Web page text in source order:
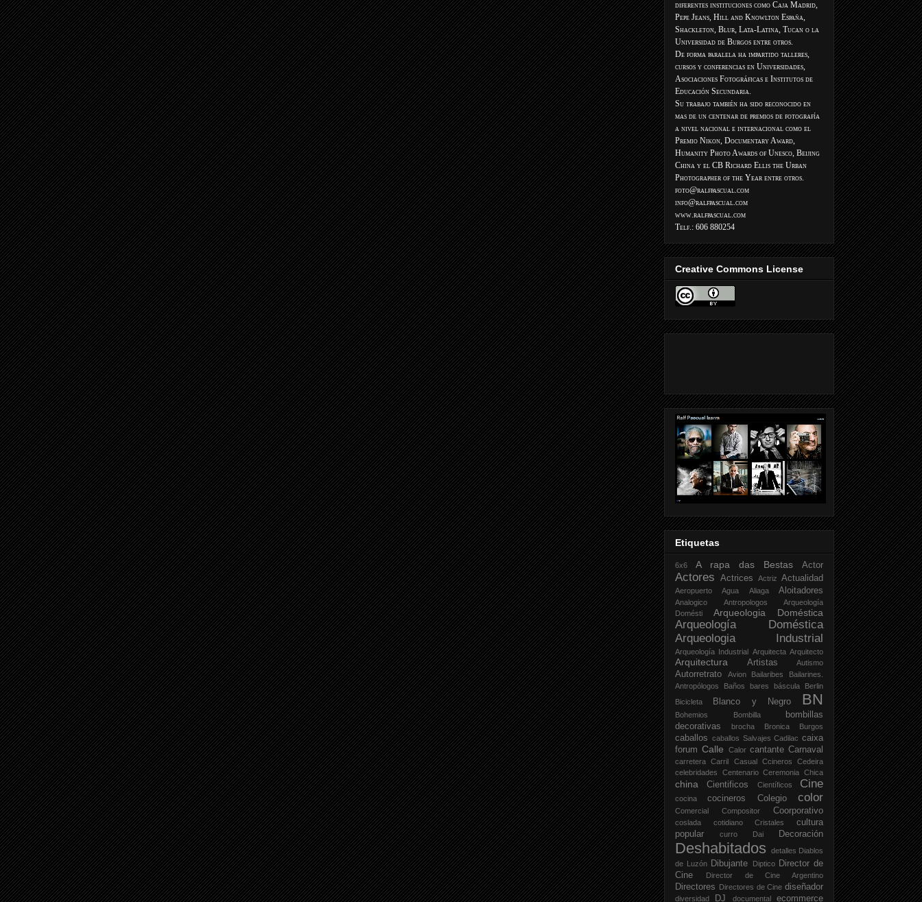
diferentes instituciones como Caja Madrid,
Pepe Jeans, Hill and Knowlton España,
Shackleton, Blur, Lata-Latina, Tucan o la
Universidad de Burgos entre otros.
De forma paralela ha impartido talleres,
cursos y conferencias en Universidades,
Asociaciones Fotográficas e Institutos de
Educación Secundaria.
Su trabajo también ha sido reconocido en
mas de un centenar de premios de fotografía
a nivel nacional e internacional como el
Premio Nikon, Documentary Award,
Humanity Photo Awards of Unesco, Beijing
China y el CB Richard Ellis the Urban
Photographer of the Year entre otros.
foto@ralfpascual.com
info@ralfpascual.com
www.ralfpascual.com
Telf.: 606 880254
Creative Commons License
Etiquetas
6x6 A rapa das Bestas Actor
Actores Actrices Actriz Actualidad
Aeropuerto Agua Aliaga Aloitadores
Analogico Antropologos
Arqueología
Domésti
Arqueologia Doméstica
Arqueología Doméstica
Arqueologia Industrial
Arqueología Industrial Arquitecta Arquitecto
Arquitectura Artistas Autismo
Autorretrato Avion Bailaribes
Bailarines.
Antropólogos
Baños bares báscula
Berlin
Bicicleta
Blanco y Negro BN
Bohemios Bombilla
bombillas
decorativas
brocha Bronica Burgos
caballos caballos Salvajes Cadilac caixa
forum Calle Calor cantante Carnaval
carretera Carril Casual Ccineros
Cedeira
celebridades
Centenario Ceremonia Chica
china Cientificos Científicos Cine
cocina cocineros Colegio color
Comercial Compositor Coorporativo
coslada cotidiano Cristales
cultura
popular
curro Dai Decoración
Deshabitados detalles Diablos
de Luzón Dibujante Diptico
Director de
Cine
Director de Cine Argentino
Directores Directores de Cine diseñador
diversidad DJ documental ecommerce